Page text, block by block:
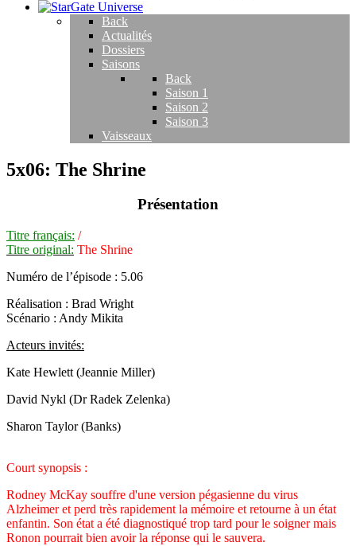
Back
Actualités
Dossiers
Saisons
Back
Saison 1
Saison 2
Saison 3
Vaisseaux
5x06: The Shrine
Présentation
Titre français: /
Titre original: The Shrine
Numéro de l’épisode : 5.06
Réalisation : Brad Wright
Scénario : Andy Mikita
Acteurs invités:
Kate Hewlett (Jeannie Miller)
David Nykl (Dr Radek Zelenka)
Sharon Taylor (Banks)
Court synopsis :
Rodney McKay souffre d'une version pégasienne du virus
Alzheimer et perd très rapidement la mémoire et retourne à un état
enfantin. Son état a été diagnostiqué trop tard pour le soigner mais
Ronon pourrait bien avoir la réponse qui le sauvera.